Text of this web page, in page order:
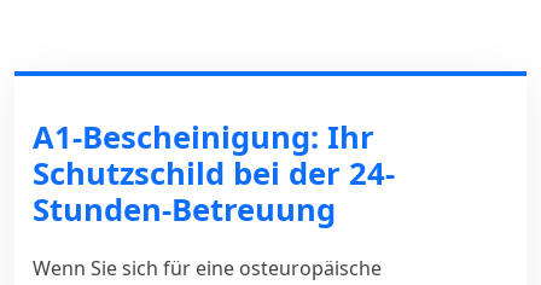
A1-Bescheinigung: Ihr
Schutzschild bei der 24-
Stunden-Betreuung
Wenn Sie sich für eine osteuropäische